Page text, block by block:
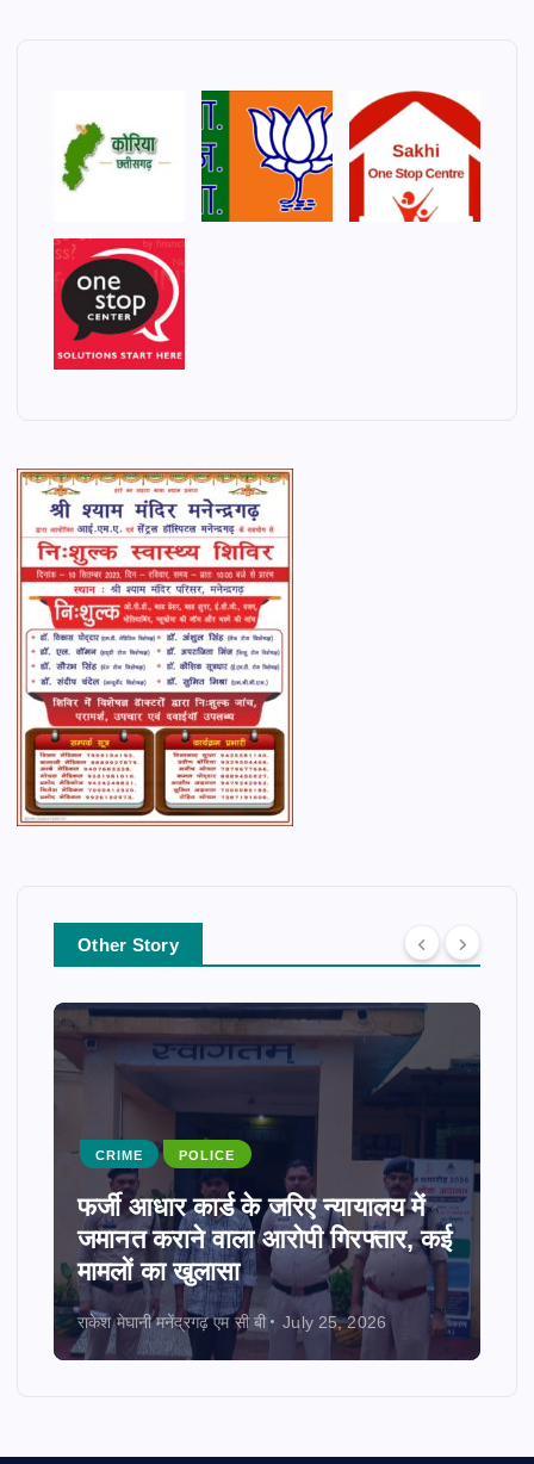
Other Story
CRIME POLICE
फर्जी आधार कार्ड के जरिए न्यायालय में
जमानत कराने वाला आरोपी गिरफ्तार, कई
मामलों का खुलासा
राकेश मेघानी मनेंद्रगढ़ एम सी बी July 25, 2026